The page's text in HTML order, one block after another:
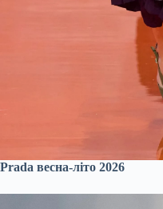
Prada весна-літо 2026